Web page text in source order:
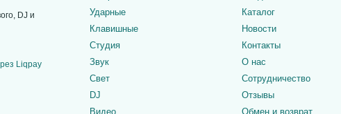
DJ и
Ударные
Клавишные
Студия
Звук
Свет
DJ
Видео
Каталог
Новости
Контакты
О нас
Сотрудничество
Отзывы
Обмен и возврат